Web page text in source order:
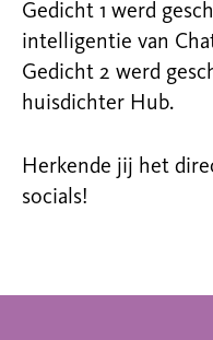
Gedicht 1 werd
intelligentie van
Gedicht 2 werd
huisdichter Hub.
Herkende jij het
socials!